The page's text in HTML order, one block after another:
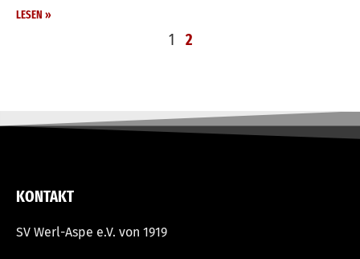
LESEN »
1 2
KONTAKT
SV Werl-Aspe e.V. von 1919